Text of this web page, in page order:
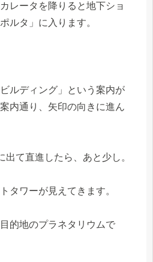
レータを降りると地下ショ
ルタ」に入ります。
ルディング」という案内が
内通り、矢印の向きに進ん
出て直進したら、あと少し。
タワーが見えてきます。
的地のプラネタリウムで